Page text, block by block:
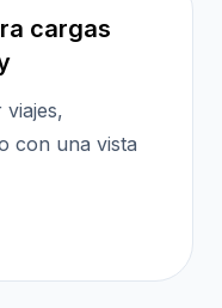
cargas
con una vista